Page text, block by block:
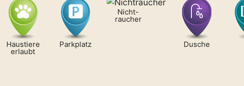
Haustiere
erlaubt
Parkplatz
Nicht-
raucher
Dusche